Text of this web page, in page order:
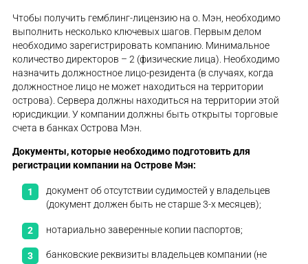
Чтобы получить гемблинг-лицензию на о. Мэн, необходимо
выполнить несколько ключевых шагов. Первым делом
необходимо зарегистрировать компанию. Минимальное
количество директоров – 2 (физические лица). Необходимо
назначить должностное лицо-резидента (в случаях, когда
должностное лицо не может находиться на территории
острова). Сервера должны находиться на территории этой
юрисдикции. У компании должны быть открыты торговые
счета в банках Острова Мэн.
Документы, которые необходимо подготовить для
регистрации компании на Острове Мэн:
документ об отсутствии судимостей у владельцев
(документ должен быть не старше 3-х месяцев);
нотариально заверенные копии паспортов;
банковские реквизиты владельцев компании (не